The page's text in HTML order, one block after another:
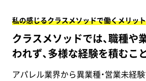
私の感じるクラスメソッドで働くメリット
クラスメソッドでは、職種や
われず、多様な経験を積むこ
アパレル業界から異業種・営業未経